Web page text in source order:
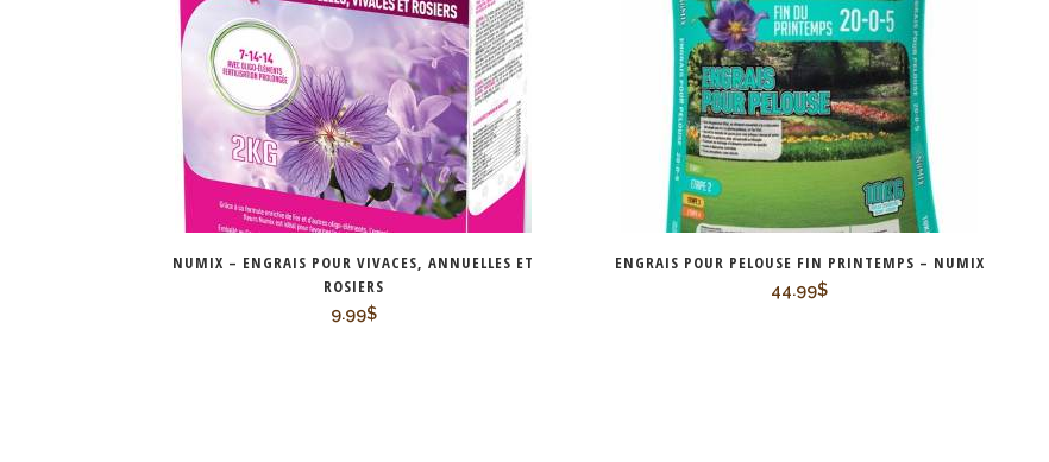
NUMIX – ENGRAIS POUR VIVACES, ANNUELLES ET
ROSIERS
9.99$
ENGRAIS POUR PELOUSE FIN PRINTEMPS – NUMIX
44.99$